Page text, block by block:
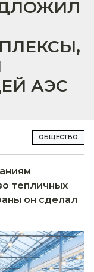
АЭС
ОБЩЕСТВО
тепличных
он сделал